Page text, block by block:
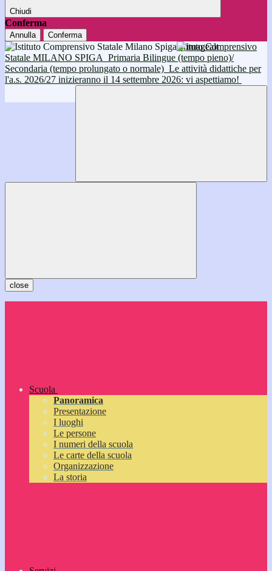
Chiudi
Conferma
Annulla Conferma
Istituto Comprensivo
Statale MILANO SPIGA Primaria Bilingue (tempo pieno)/
Secondaria (tempo prolungato o normale) Le attività didattiche per
l'a.s. 2026/27 inizieranno il 14 settembre 2026: vi aspettiamo!
close
Scuola
Panoramica
Presentazione
I luoghi
Le persone
I numeri della scuola
Le carte della scuola
Organizzazione
La storia